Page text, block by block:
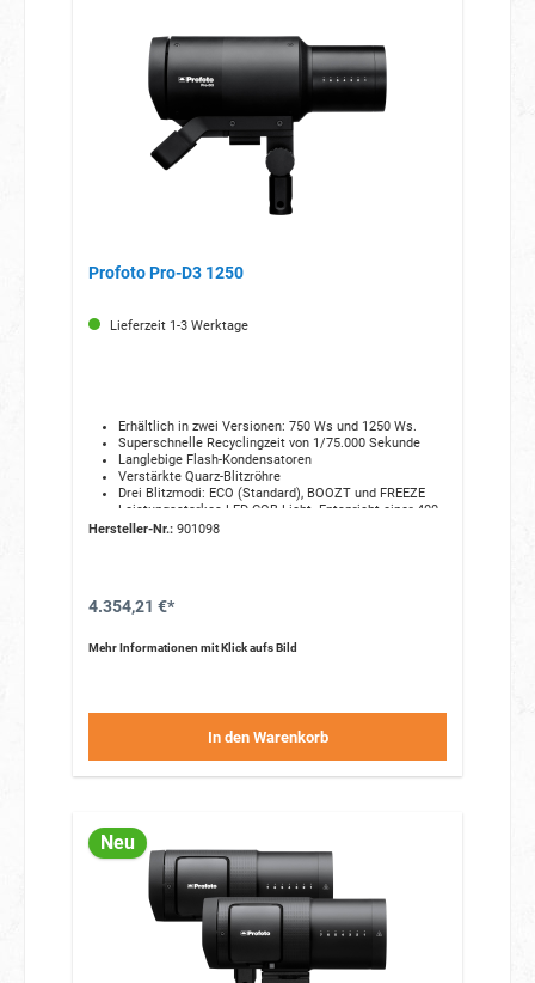
Profoto Pro-D3 1250
Lieferzeit 1-3 Werktage
Erhältlich in zwei Versionen: 750 Ws und 1250 Ws.
Superschnelle Recyclingzeit von 1/75.000 Sekunde
Langlebige Flash-Kondensatoren
Verstärkte Quarz-Blitzröhre
Drei Blitzmodi: ECO (Standard), BOOZT und FREEZE
Leistungsstarkes LED-COB-Licht. Entspricht einer 400-
W-Halogenlampe
Hersteller-Nr.:901098
4.354,21 €*
Mehr Informationen mit Klick aufs Bild
In den Warenkorb
Neu